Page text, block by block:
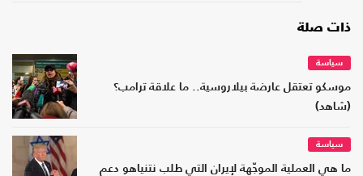
ذات صلة
سياسة
موسكو تعتقل عارضة بيلاروسية.. ما علاقة ترامب؟
(شاهد)
سياسة
ما هي العملية الموجّهة لإيران التي طلب نتنياهو دعم